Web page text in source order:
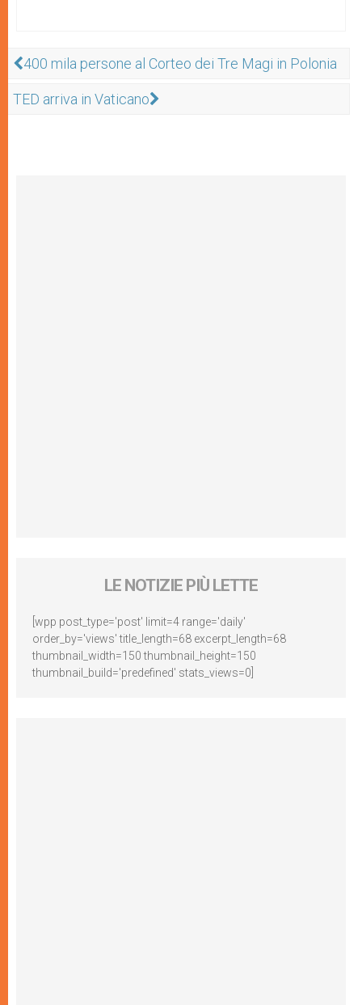
400 mila persone al Corteo dei Tre Magi in Polonia
TED arriva in Vaticano
LE NOTIZIE PIÙ LETTE
[wpp post_type='post' limit=4 range='daily'
order_by='views' title_length=68 excerpt_length=68
thumbnail_width=150 thumbnail_height=150
thumbnail_build='predefined' stats_views=0]